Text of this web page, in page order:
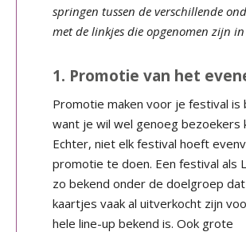
springen tussen de verschillende
met de linkjes die opgenomen zijn in
1. Promotie van het
Promotie maken voor je festival is
want je wil wel genoeg bezoekers
Echter, niet elk festival hoeft
promotie te doen. Een festival als
zo bekend onder de doelgroep
kaartjes vaak al uitverkocht zijn
hele line-up bekend is. Ook grote